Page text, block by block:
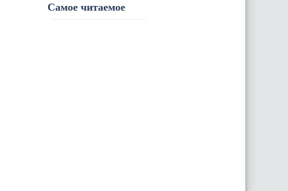
Самое читаемое